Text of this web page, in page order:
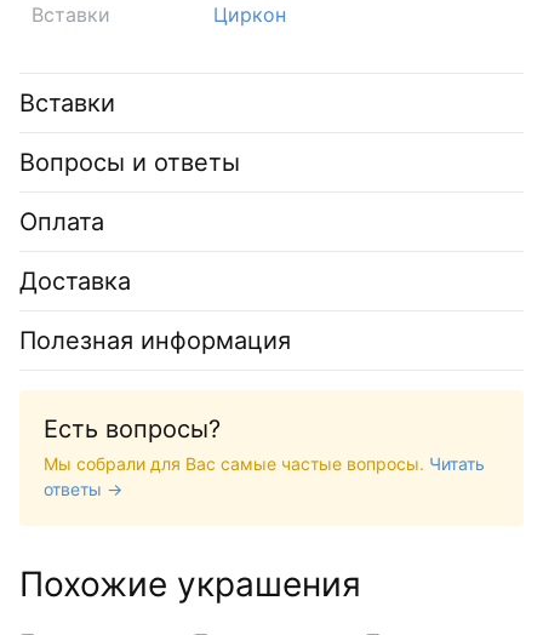
Вставки
Циркон
Вставки
Вопросы и ответы
Оплата
Доставка
Полезная информация
Есть вопросы?
Мы собрали для Вас самые частые вопросы. Читать
ответы →
Похожие украшения